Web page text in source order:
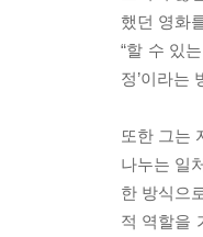
했던 영화
“할 수 있
정’이라는
또한 그는
나누는 일
한 방식으
적 역할을